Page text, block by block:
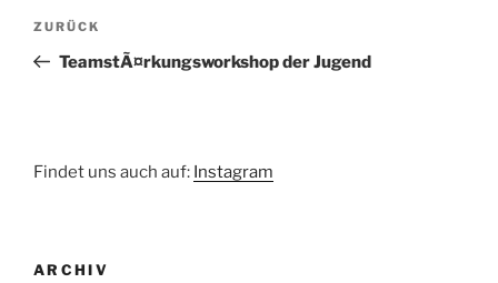
Beitragsnavigation
Vorheriger
Beitrag
ZURÜCK
TeamstÃ¤rkungsworkshop der Jugend
Findet uns auch auf: Instagram
ARCHIV